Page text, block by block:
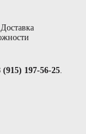
Доставка
(915) 197-56-25